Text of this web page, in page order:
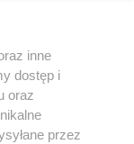
inne
dostęp i
oraz
przez